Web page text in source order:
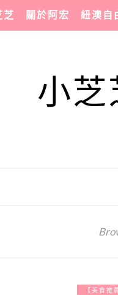
芝 關於阿宏 紐澳自
小
【美食推